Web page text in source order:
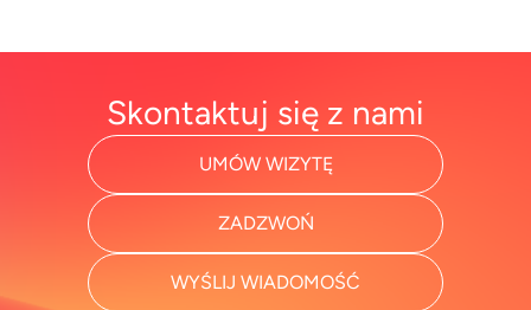
Skontaktuj się z nami
UMÓW WIZYTĘ
ZADZWOŃ
WYŚLIJ WIADOMOŚĆ